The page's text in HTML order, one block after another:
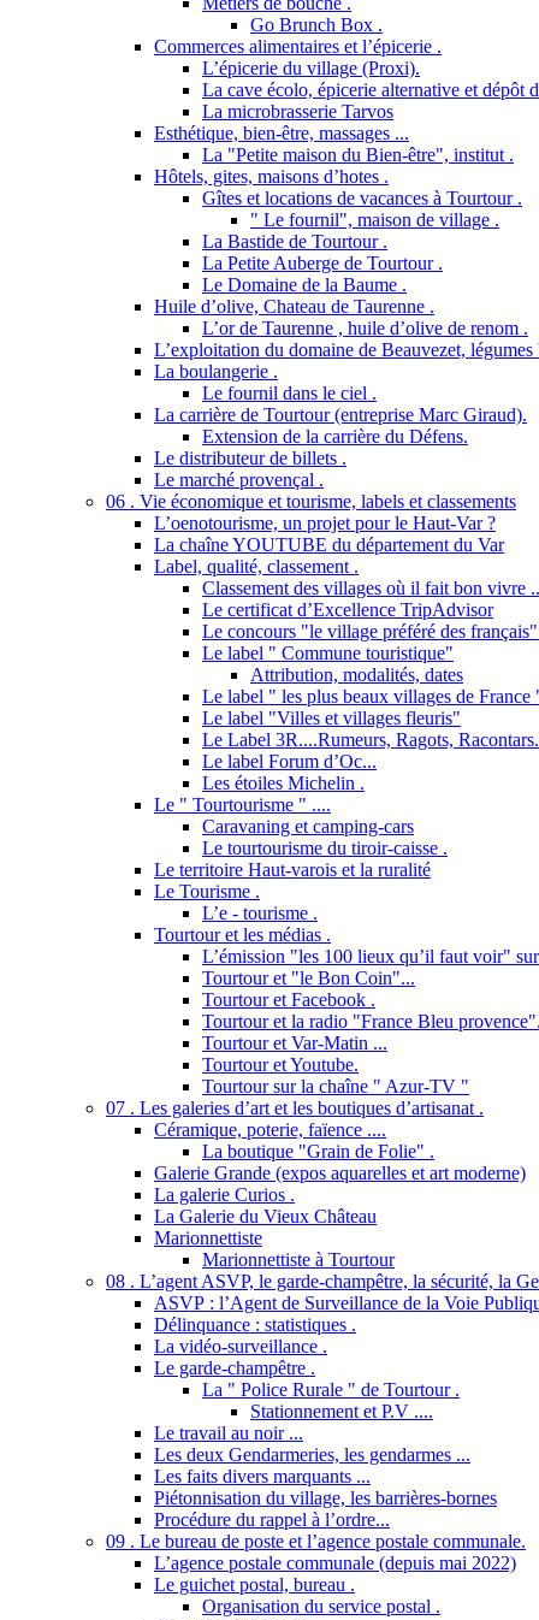
Go Brunch Box .
Commerces alimentaires et l’épicerie .
L’épicerie du village (Proxi).
La cave écolo, épicerie alternative et dépôt
La microbrasserie Tarvos
Esthétique, bien-être, massages ...
La "Petite maison du Bien-être", institut .
Hôtels, gites, maisons d’hotes .
Gîtes et locations de vacances à Tourtour .
" Le fournil", maison de village .
La Bastide de Tourtour .
La Petite Auberge de Tourtour .
Le Domaine de la Baume .
Huile d’olive, Chateau de Taurenne .
L’or de Taurenne , huile d’olive de renom .
L’exploitation du domaine de Beauvezet, légumes
La boulangerie .
Le fournil dans le ciel .
La carrière de Tourtour (entreprise Marc Giraud).
Extension de la carrière du Défens.
Le distributeur de billets .
Le marché provençal .
06 . Vie économique et tourisme, labels et classements
L’oenotourisme, un projet pour le Haut-Var ?
La chaîne YOUTUBE du département du Var
Label, qualité, classement .
Classement des villages où il fait bon vivre
Le certificat d’Excellence TripAdvisor
Le concours "le village préféré des
Le label " Commune touristique"
Attribution, modalités, dates
Le label " les plus beaux villages de France
Le label "Villes et villages fleuris"
Le Label 3R....Rumeurs, Ragots,
Le label Forum d’Oc...
Les étoiles Michelin .
Le " Tourtourisme " ....
Caravaning et camping-cars
Le tourtourisme du tiroir-caisse .
Le territoire Haut-varois et la ruralité
Le Tourisme .
L’e - tourisme .
Tourtour et les médias .
L’émission "les 100 lieux qu’il faut voir"
Tourtour et "le Bon Coin"...
Tourtour et Facebook .
Tourtour et la radio "France Bleu
Tourtour et Var-Matin ...
Tourtour et Youtube.
Tourtour sur la chaîne " Azur-TV "
07 . Les galeries d’art et les boutiques d’artisanat .
Céramique, poterie, faïence ....
La boutique "Grain de Folie" .
Galerie Grande (expos aquarelles et art moderne)
La galerie Curios .
La Galerie du Vieux Château
Marionnettiste
Marionnettiste à Tourtour
08 . L’agent ASVP, le garde-champêtre, la sécurité, la
ASVP : l’Agent de Surveillance de la Voie
Délinquance : statistiques .
La vidéo-surveillance .
Le garde-champêtre .
La " Police Rurale " de Tourtour .
Stationnement et P.V ....
Le travail au noir ...
Les deux Gendarmeries, les gendarmes ...
Les faits divers marquants ...
Piétonnisation du village, les barrières-bornes
Procédure du rappel à l’ordre...
09 . Le bureau de poste et l’agence postale communale.
L’agence postale communale (depuis mai 2022)
Le guichet postal, bureau .
Organisation du service postal .